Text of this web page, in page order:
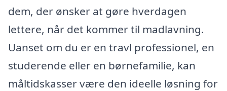
dem, der ønsker at gøre hverdagen
lettere, når det kommer til madlavning.
Uanset om du er en travl professionel, en
studerende eller en børnefamilie, kan
måltidskasser være den ideelle løsning for